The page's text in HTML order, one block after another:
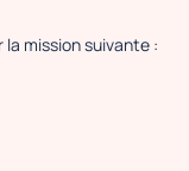
mission suivante :